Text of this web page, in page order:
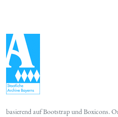
basierend aufBootstrapundBoxicons.